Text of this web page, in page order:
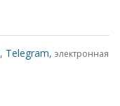
, Telegram, электронная